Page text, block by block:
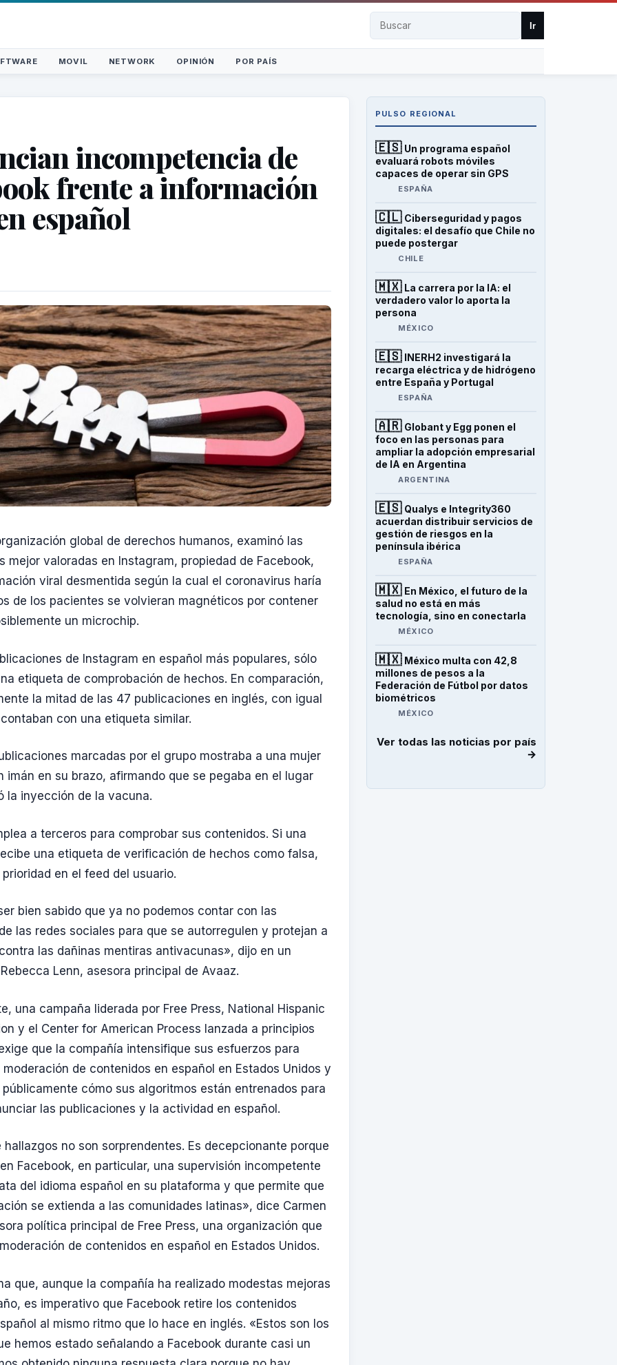
Buscar Ir
MOVIL NETWORK OPINIÓN POR PAÍS
incompetencia de
frente a información
español
global de derechos humanos, examinó las
mejor valoradas en Instagram, propiedad de Facebook,
viral desmentida según la cual el coronavirus haría
de los pacientes se volvieran magnéticos por contener
un microchip.
de Instagram en español más populares, sólo
etiqueta de comprobación de hechos. En comparación,
la mitad de las 47 publicaciones en inglés, con igual
con una etiqueta similar.
marcadas por el grupo mostraba a una mujer
imán en su brazo, afirmando que se pegaba en el lugar
la inyección de la vacuna.
a terceros para comprobar sus contenidos. Si una
una etiqueta de verificación de hechos como falsa,
en el feed del usuario.
bien sabido que ya no podemos contar con las
las redes sociales para que se autorregulen y protejan a
las dañinas mentiras antivacunas», dijo en un
Lenn, asesora principal de Avaaz.
una campaña liderada por Free Press, National Hispanic
y el Center for American Process lanzada a principios
que la compañía intensifique sus esfuerzos para
de contenidos en español en Estados Unidos y
públicamente cómo sus algoritmos están entrenados para
las publicaciones y la actividad en español.
hallazgos no son sorprendentes. Es decepcionante porque
Facebook, en particular, una supervisión incompetente
del idioma español en su plataforma y que permite que
se extienda a las comunidades latinas», dice Carmen
política principal de Free Press, una organización que
de contenidos en español en Estados Unidos.
que, aunque la compañía ha realizado modestas mejoras
es imperativo que Facebook retire los contenidos
al mismo ritmo que lo hace en inglés. «Estos son los
hemos estado señalando a Facebook durante casi un
PULSO REGIONAL
🇪🇸 Un programa español
evaluará robots móviles
capaces de operar sin GPS
ESPAÑA
🇨🇱 Ciberseguridad y pagos
digitales: el desafío que Chile no
puede postergar
CHILE
🇲🇽 La carrera por la IA: el
verdadero valor lo aporta la
persona
MÉXICO
🇪🇸 INERH2 investigará la
recarga eléctrica y de hidrógeno
entre España y Portugal
ESPAÑA
🇦🇷 Globant y Egg ponen el
foco en las personas para
ampliar la adopción empresarial
de IA en Argentina
ARGENTINA
🇪🇸 Qualys e Integrity360
acuerdan distribuir servicios de
gestión de riesgos en la
península ibérica
ESPAÑA
🇲🇽 En México, el futuro de la
salud no está en más
tecnología, sino en conectarla
MÉXICO
🇲🇽 México multa con 42,8
millones de pesos a la
Federación de Fútbol por datos
biométricos
MÉXICO
Ver todas las noticias por país
→